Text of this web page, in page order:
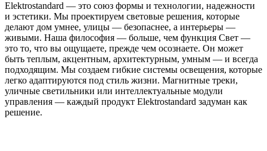
Elektrostandard — это союз формы и технологии, надежности
и эстетики. Мы проектируем световые решения, которые
делают дом умнее, улицы — безопаснее, а интерьеры —
живыми. Наша философия — больше, чем функция Свет —
это то, что вы ощущаете, прежде чем осознаете. Он может
быть теплым, акцентным, архитектурным, умным — и всегда
подходящим. Мы создаем гибкие системы освещения, которые
легко адаптируются под стиль жизни. Магнитные треки,
уличные светильники или интеллектуальные модули
управления — каждый продукт Elektrostandard задуман как
решение.